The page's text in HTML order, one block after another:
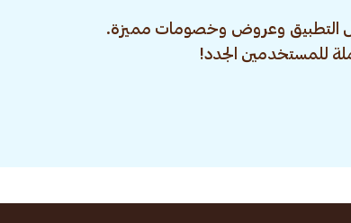
التطبيق وعروض وخصومات مميزة.
للمستخدمين الجدد!